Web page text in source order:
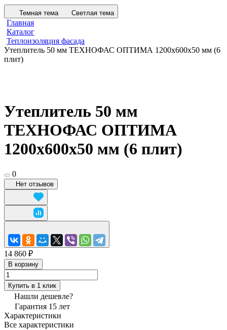
Темная тема Светлая тема
Главная
Каталог
Теплоизоляция фасада
Утеплитель 50 мм ТЕХНОФАС ОПТИМА 1200х600х50 мм (6
плит)
Утеплитель 50 мм
ТЕХНОФАС ОПТИМА
1200х600х50 мм (6 плит)
0
Нет отзывов
14 860 ₽
В корзину
Купить в 1 клик
Нашли дешевле?
Гарантия 15 лет
Характеристики
Все характеристики